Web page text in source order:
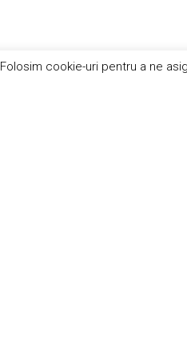
Folosim cookie-uri pentru a ne